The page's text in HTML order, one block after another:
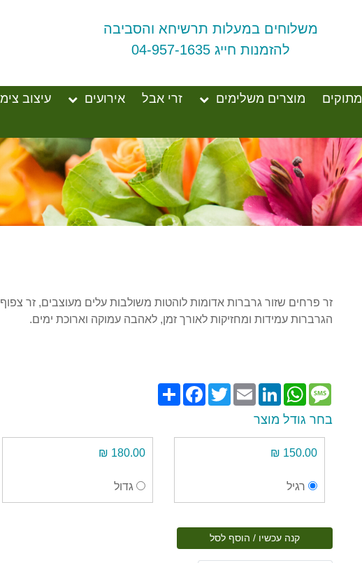
משלוחים במעלות תרשיחא והסביבה
להזמנות חייג 04-957-1635
מתוקים מוצרים משלימים זרי אבל אירועים עיצוב
זר פרחים שזור גרברות אדומות לוהטות משולבות עלים מעוצבים, זר צפוף
הגרברות עמידות ומחזיקות לאורך זמן, לאהבה עמוקה וארוכת ימים.
Share
FacebookTwitterEmail
LinkedIn
WhatsAppMessage
בחר גודל מוצר
150.00 ₪
רגיל
180.00 ₪
גדול
קנה עכשיו / הוסף לסל